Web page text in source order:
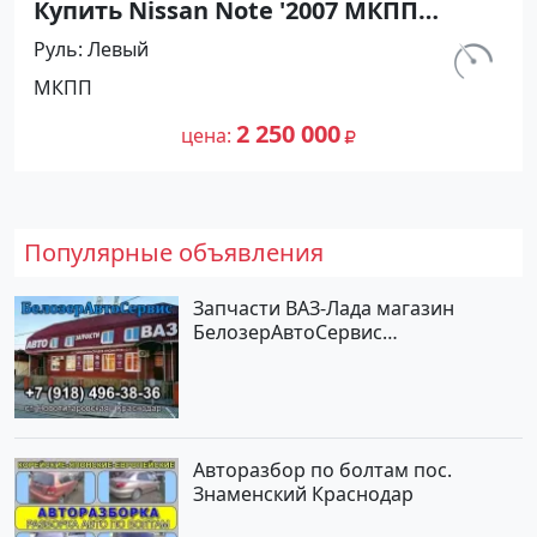
Купить Nissan Note '2007 МКПП
(1400/88 л.с.) Бензин инжектор
Рисовый цвет Синий Хетчбэк по
цене 2250000 рублей, объявление
№27444 на сайте Авторынок23
Руль Левый
МКПП
цена 2 250 000
Популярные объявления
Запчасти ВАЗ-Лада магазин
БелозерАвтоСервис
Авторазбор по болтам пос.
Знаменский Краснодар